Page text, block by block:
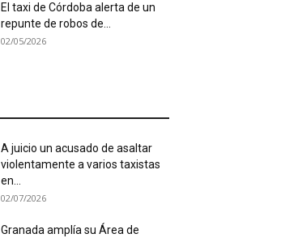
El taxi de Córdoba alerta de un
repunte de robos de...
02/05/2026
A juicio un acusado de asaltar
violentamente a varios taxistas
en...
02/07/2026
Granada amplía su Área de